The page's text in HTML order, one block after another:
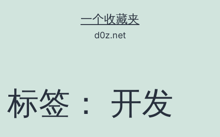
一个收藏夹
d0z.net
标签： 开发